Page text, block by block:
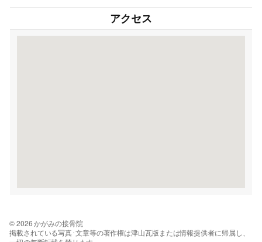
アクセス
© 2026 かがみの接骨院
掲載されている写真･文章等の著作権は津山瓦版または情報提供者に帰属し、